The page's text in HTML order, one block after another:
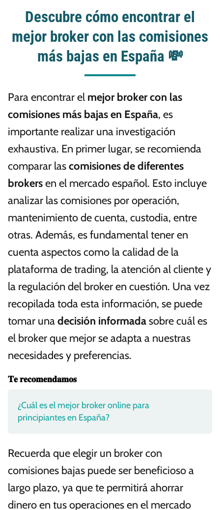
Descubre cómo encontrar el
mejor broker con las comisiones
más bajas en España 💸
Para encontrar el mejor broker con las
comisiones más bajas en España, es
importante realizar una investigación
exhaustiva. En primer lugar, se recomienda
comparar lascomisiones de diferentes
brokersen el mercado español. Esto incluye
analizar las comisiones por operación,
mantenimiento de cuenta, custodia, entre
otras. Además, es fundamental tener en
cuenta aspectos como la calidad de la
plataforma de trading, la atención al cliente y
la regulación del broker en cuestión. Una vez
recopilada toda esta información, se puede
tomar unadecisión informadasobre cuál es
el broker que mejor se adapta a nuestras
necesidades y preferencias.
𝐓𝐞 𝐫𝐞𝐜𝐨𝐦𝐞𝐧𝐝𝐚𝐦𝐨𝐬
¿Cuál es el mejor broker online para
principiantes en España?
Recuerda que elegir un broker con
comisiones bajas puede ser beneficioso a
largo plazo, ya que te permitirá ahorrar
dinero en tus operaciones en el mercado